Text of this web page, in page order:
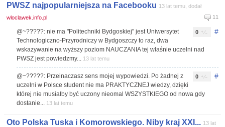
PWSZ najpopularniejsza na Facebooku 13 lat temu, dodał
wloclawek.info.pl
11
#
0
@~?????: nie ma "Politechniki Bydgoskiej" jest Uniwersytet
Technologiczno-Przyrodniczy w Bydgoszczy to raz, dwa
wskazywanie na wyższy poziom NAUCZANIA tej właśnie uczelni nad
PWSZ jest powiedzmy... 13 lat temu
#
0
@~?????: Przeinaczasz sens mojej wypowiedzi. Po żadnej z
uczelni w Polsce student nie ma PRAKTYCZNEJ wiedzy, dzięki
której nie musiałby być uczony nieomal WSZYSTKIEGO od nowa gdy
dostanie... 13 lat temu
Oto Polska Tuska i Komorowskiego. Niby kraj XXI... 13 lat